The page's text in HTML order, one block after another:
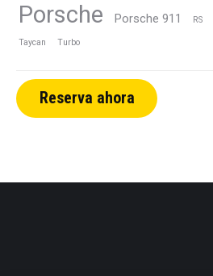
Porsche Porsche 911 RS
Taycan Turbo
Reserva ahora